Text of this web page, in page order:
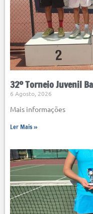
32º Torneio Juvenil
6 Agosto, 2026
Mais informações
Ler Mais »